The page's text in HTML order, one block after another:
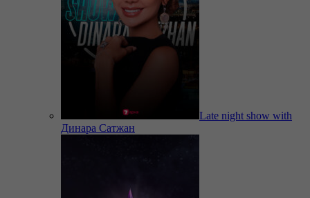
Late night show with
Динара Сатжан